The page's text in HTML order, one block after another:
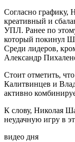
Согласно графику,
креативный и
УПЛ. Ранее по
который покинул
Среди лидеров,
Александр
Стоит отметить,
Калитвинцев и
активно
К слову, Николая
неудачную игру в
видео дня